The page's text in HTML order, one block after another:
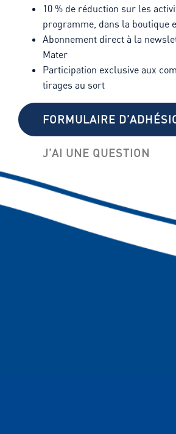
10 % de réduction sur les
programme, dans la boutique
Abonnement direct à la
Mater
Participation exclusive aux
tirages au sort
FORMULAIRE
J’AI UNE QUESTION